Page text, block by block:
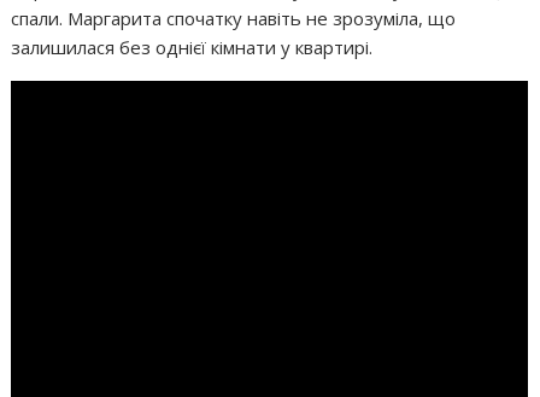
спали. Маргарита спочатку навіть не зрозуміла, що
залишилася без однієї кімнати у квартирі.